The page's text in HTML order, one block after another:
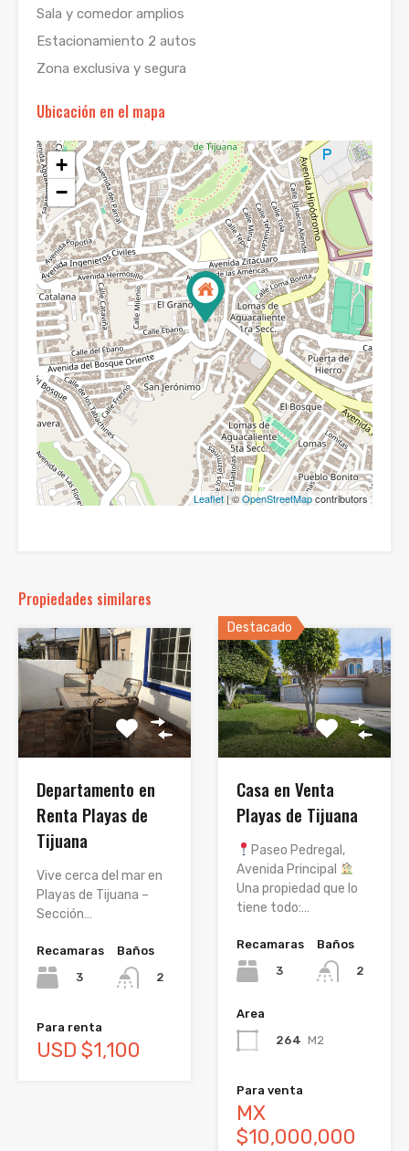
Sala y comedor amplios
Estacionamiento 2 autos
Zona exclusiva y segura
Ubicación en el mapa
+
−
Leaflet| ©OpenStreetMapcontributors
Propiedades similares
Departamento en
Renta Playas de
Tijuana
Vive cerca del mar en
Playas de Tijuana –
Sección…
Recamaras
3
Baños
2
Para renta
USD $1,100
Destacado
Casa en Venta
Playas de Tijuana
Paseo Pedregal,
Avenida Principal
Una propiedad que lo
tiene todo:…
Recamaras
3
Baños
2
Area
264 M2
Para venta
MX
$10,000,000